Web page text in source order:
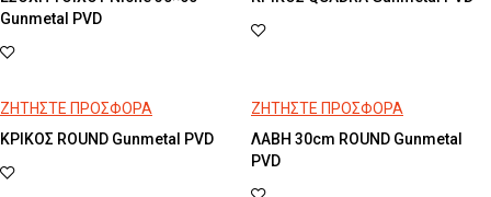
Gunmetal PVD
ΖΗΤΗΣΤΕ ΠΡΟΣΦΟΡΑ
ΚΡΙΚΟΣ ROUND Gunmetal PVD
ΖΗΤΗΣΤΕ ΠΡΟΣΦΟΡΑ
ΛΑΒΗ 30cm ROUND Gunmetal
PVD